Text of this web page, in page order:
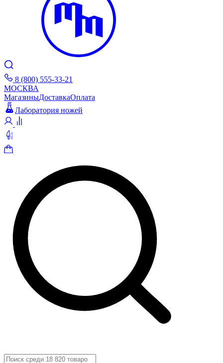
8 (800) 555-33-21
МОСКВА
МагазиныДоставкаОплата
Лаборатория ножей